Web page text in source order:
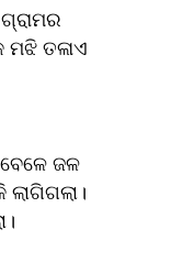
ତଳାଏ
ଜଳ